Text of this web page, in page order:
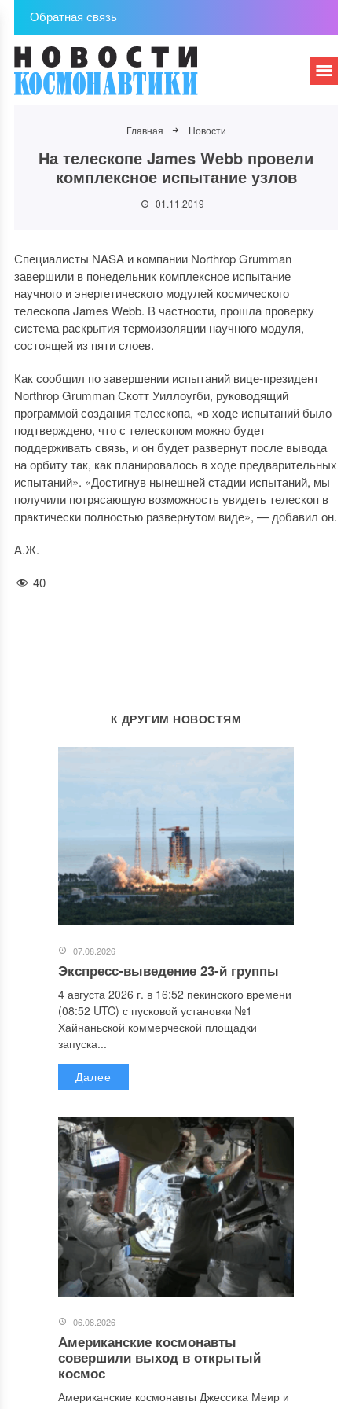
Обратная связь
Главная Новости
На телескопе James Webb провели
комплексное испытание узлов
01.11.2019
Специалисты NASA и компании Northrop Grumman
завершили в понедельник комплексное испытание
научного и энергетического модулей космического
телескопа James Webb. В частности, прошла проверку
система раскрытия термоизоляции научного модуля,
состоящей из пяти слоев.
Как сообщил по завершении испытаний вице-президент
Northrop Grumman Скотт Уиллоугби, руководящий
программой создания телескопа, «в ходе испытаний было
подтверждено, что с телескопом можно будет
поддерживать связь, и он будет развернут после вывода
на орбиту так, как планировалось в ходе предварительных
испытаний». «Достигнув нынешней стадии испытаний, мы
получили потрясающую возможность увидеть телескоп в
практически полностью развернутом виде», — добавил он.
А.Ж.
40
К ДРУГИМ НОВОСТЯМ
07.08.2026
Экспресс-выведение 23-й группы
4 августа 2026 г. в 16:52 пекинского времени
(08:52 UTC) с пусковой установки №1
Хайнаньской коммерческой площадки
запуска...
Далее
06.08.2026
Американские космонавты
совершили выход в открытый
космос
Американские космонавты Джессика Меир и